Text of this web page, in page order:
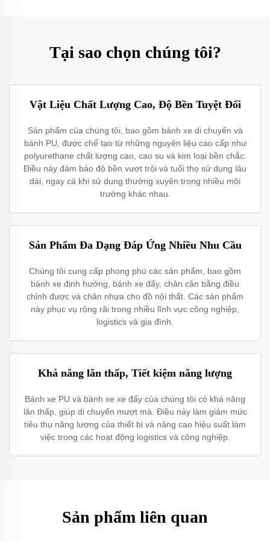
Tại sao chọn chúng tôi?
Vật Liệu Chất Lượng Cao, Độ Bền Tuyệt Đối
Sản phẩm của chúng tôi, bao gồm bánh xe di chuyển và
bánh PU, được chế tạo từ những nguyên liệu cao cấp như
polyurethane chất lượng cao, cao su và kim loại bền chắc.
Điều này đảm bảo độ bền vượt trội và tuổi thọ sử dụng lâu
dài, ngay cả khi sử dụng thường xuyên trong nhiều môi
trường khác nhau.
Sản Phẩm Đa Dạng Đáp Ứng Nhiều Nhu Cầu
Chúng tôi cung cấp phong phú các sản phẩm, bao gồm
bánh xe định hướng, bánh xe đẩy, chân cân bằng điều
chỉnh được và chân nhựa cho đồ nội thất. Các sản phẩm
này phục vụ rộng rãi trong nhiều lĩnh vực công nghiệp,
logistics và gia đình.
Khả năng lăn thấp, Tiết kiệm năng lượng
Bánh xe PU và bánh xe xe đẩy của chúng tôi có khả năng
lăn thấp, giúp di chuyển mượt mà. Điều này làm giảm mức
tiêu thụ năng lượng của thiết bị và nâng cao hiệu suất làm
việc trong các hoạt động logistics và công nghiệp.
Sản phẩm liên quan